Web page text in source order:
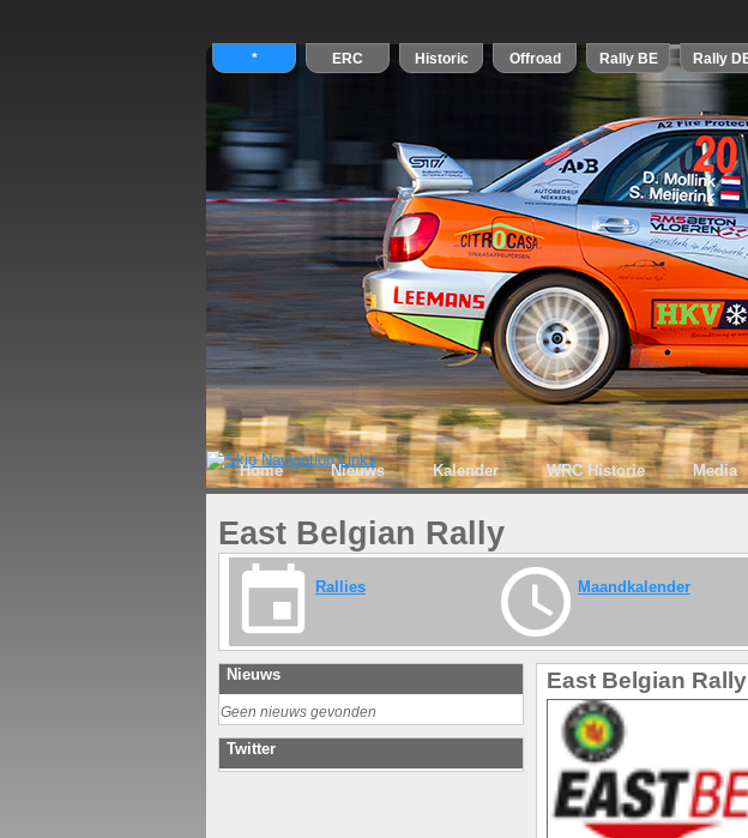
Home Nieuws Kalender WRC Historie Media
East Belgian Rally
Rallies Maandkalender
Nieuws
Geen nieuws gevonden
Twitter
East Belgian Rally